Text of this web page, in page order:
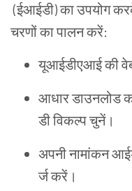
(ईआईडी)काउपयोग
चरणोंकापालनकरें:
यूआईडीएआईकी
आधारडाउनलोड
डीविकल्पचुनें।
अपनीनामांकन
र्जकरें ।